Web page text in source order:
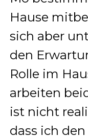
Hause
sich aber
den
Rolle im
arbeiten
ist nicht
dass ich